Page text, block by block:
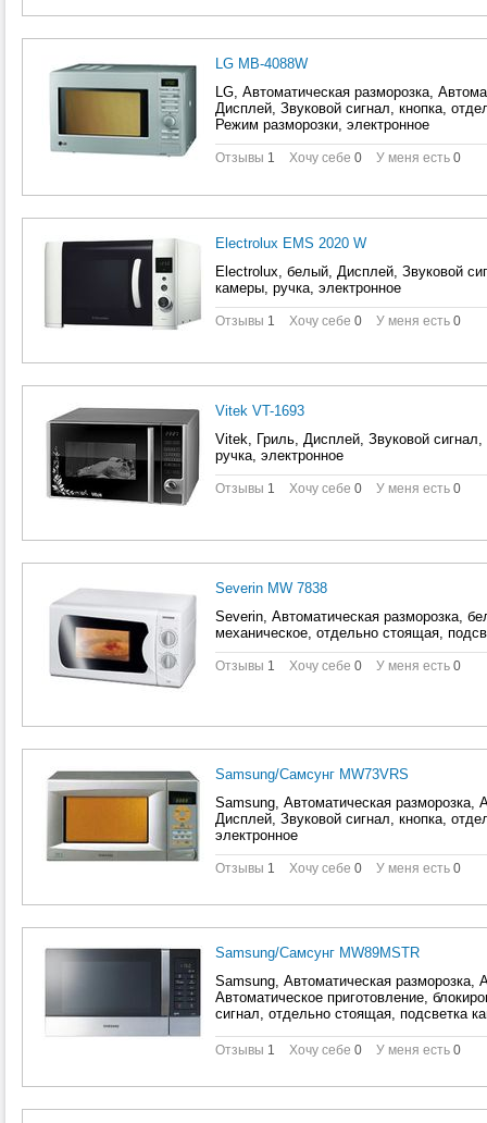
LG MB-4088W
LG, Автоматическая разморозка,
Дисплей, Звуковой сигнал, кнопка,
Режим разморозки, электронное
Отзывы 1 Хочу себе 0 У меня есть 0
Electrolux EMS 2020 W
Electrolux, белый, Дисплей, Звуковой
камеры, ручка, электронное
Отзывы 1 Хочу себе 0 У меня есть 0
Vitek VT-1693
Vitek, Гриль, Дисплей, Звуковой
ручка, электронное
Отзывы 1 Хочу себе 0 У меня есть 0
Severin MW 7838
Severin, Автоматическая разморозка,
механическое, отдельно стоящая,
Отзывы 1 Хочу себе 0 У меня есть 0
Samsung/Самсунг MW73VRS
Samsung, Автоматическая разморозка,
Дисплей, Звуковой сигнал, кнопка,
электронное
Отзывы 1 Хочу себе 0 У меня есть 0
Samsung/Самсунг MW89MSTR
Samsung, Автоматическая разморозка,
Автоматическое приготовление,
сигнал, отдельно стоящая, подсветка
Отзывы 1 Хочу себе 0 У меня есть 0